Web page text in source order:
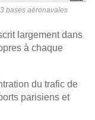
bases aéronavales
largement dans
à chaque
du trafic de
parisiens et